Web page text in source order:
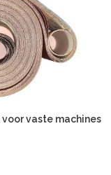
vaste machines